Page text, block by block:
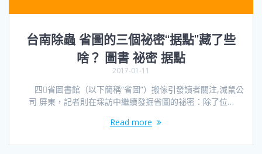
台南除蟲 省圖的三個祕密“据點”藏了些
啥？ 圖書 祕密 据點
2017-01-11
四省圖書館（以下簡稱“省圖”）搬傢引發讀者關注,滅鼠公
司 屏東，記者則在埰訪中繼續發掘省圖的祕密：除了位…
Read more